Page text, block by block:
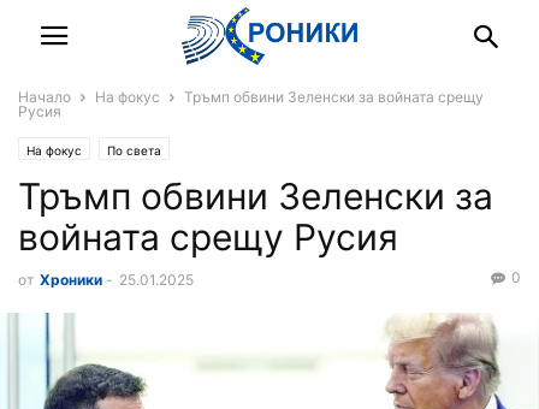
Начало На фокус
Тръмп обвини Зеленски за войната срещу
Русия
На фокус По света
Тръмп обвини Зеленски за
войната срещу Русия
от Хроники - 25.01.2025 0